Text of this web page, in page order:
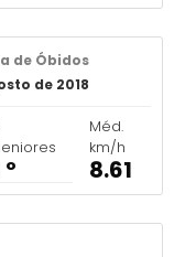
de Óbidos
de 2018
º
Méd.
km/h
8.61